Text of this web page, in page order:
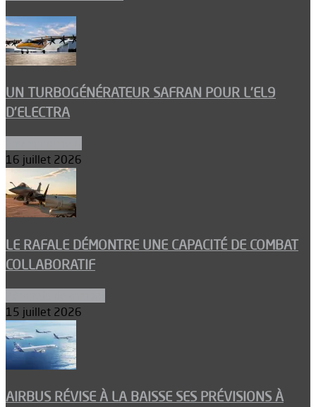
UN TURBOGÉNÉRATEUR SAFRAN POUR L’EL9
D’ELECTRA
16 juillet 2026
LE RAFALE DÉMONTRE UNE CAPACITÉ DE COMBAT
COLLABORATIF
15 juillet 2026
AIRBUS RÉVISE À LA BAISSE SES PRÉVISIONS À